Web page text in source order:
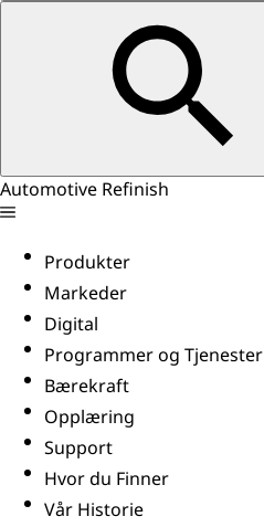
Automotive Refinish
Produkter
Markeder
Digital
Programmer og Tjenester
Bærekraft
Opplæring
Support
Hvor du Finner
Vår Historie